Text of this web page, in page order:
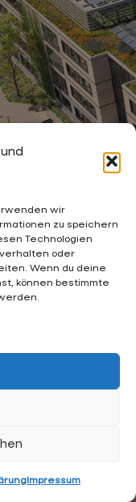
wir
zu speichern
Technologien
oder
Wenn du deine
können bestimmte
Impressum
Fragen
+• Visualisierung: